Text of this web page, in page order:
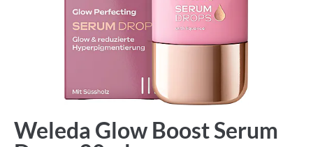
Weleda Glow Boost Serum